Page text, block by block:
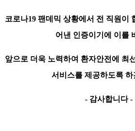
코로나19 팬데믹 상황에서 전 직원이
어낸 인증이기에 이를
앞으로 ​더욱 노력하여 환자안전에 최
서비스를 제공하도록
- 감사합니다 -​